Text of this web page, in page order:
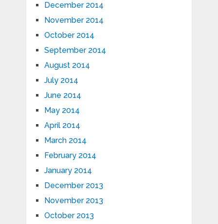
December 2014
November 2014
October 2014
September 2014
August 2014
July 2014
June 2014
May 2014
April 2014
March 2014
February 2014
January 2014
December 2013
November 2013
October 2013